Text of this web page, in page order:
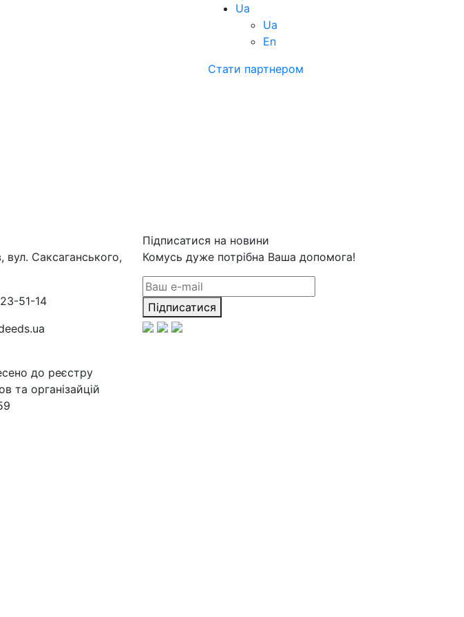
Ua
Ua
En
Стати партнером
вул. Саксаганського,
51-14
до реєстру
та організайцій
Підписатися на новини
Комусь дуже потрібна Ваша допомога!
Підписатися